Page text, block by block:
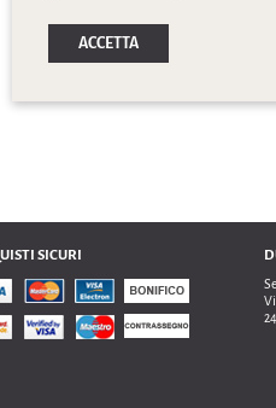
SICURI
ACCETTA